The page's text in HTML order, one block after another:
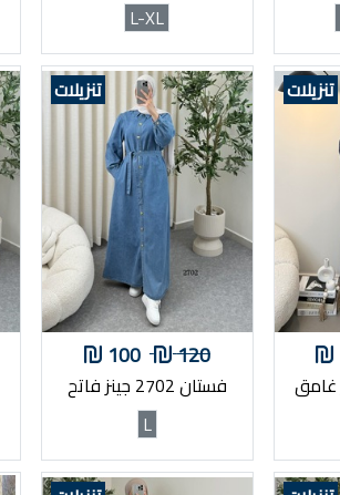
L-XL
تنزيلات تنزيلات
120
100
فستان 2702 جينز فاتح
L